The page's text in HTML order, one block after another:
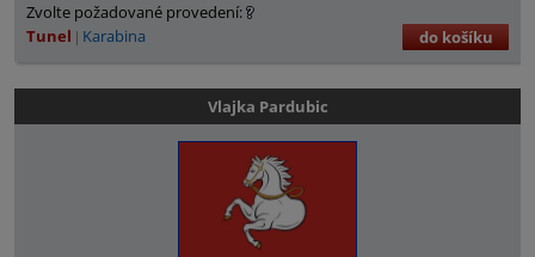
Zvolte požadované provedení:
Tunel
Karabina do košíku
Vlajka Pardubic